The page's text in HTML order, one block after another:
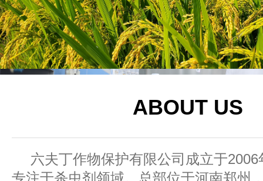
ABOUT US
六夫丁作物保护有限公司成立于
专注于杀虫剂领域。总部位于河南郑州